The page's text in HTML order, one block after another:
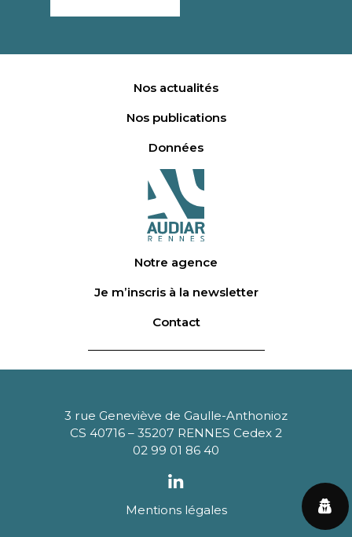
Nos actualités
Nos publications
Données
Notre agence
Je m’inscris à la newsletter
Contact
3 rue Geneviève de Gaulle-Anthonioz
CS 40716 – 35207 RENNES Cedex 2
02 99 01 86 40
Mentions légales